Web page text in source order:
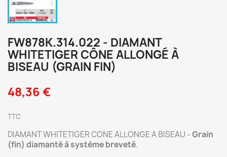
FW878K.314.022 - DIAMANT
WHITETIGER CÔNE ALLONGÉ À
BISEAU (GRAIN FIN)
48,36 €
TTC
DIAMANT WHITETIGER CONE ALLONGE A BISEAU -Grain
(fin) diamanté à système breveté.